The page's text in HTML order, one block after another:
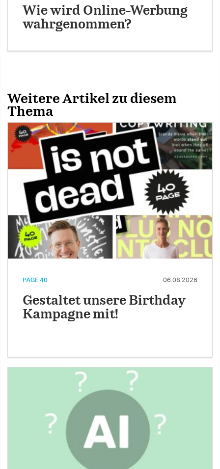
Wie wird Online-Werbung
wahrgenommen?
Weitere Artikel zu diesem
Thema
PAGE 40 06.08.2026
Gestaltet unsere Birthday
Kampagne mit!